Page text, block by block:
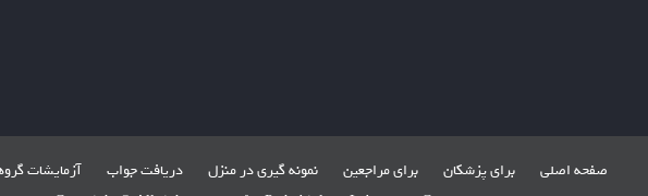
صفحه اصلی برای پزشکان برای مراجعین نمونه گیری در منزل دریافت جواب آزمایشات